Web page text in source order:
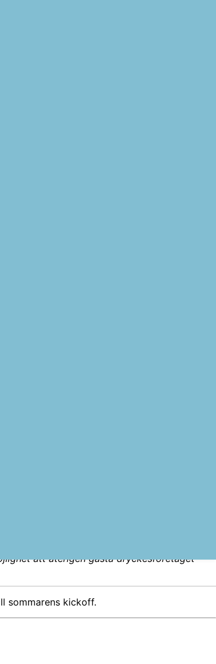
att återi­gen gäs­ta dryck­esföre­taget
som­marens kickoff.